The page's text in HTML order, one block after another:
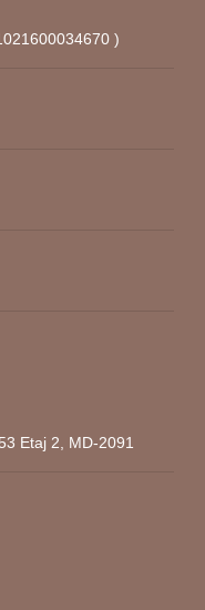
)
Etaj 2, MD-2091